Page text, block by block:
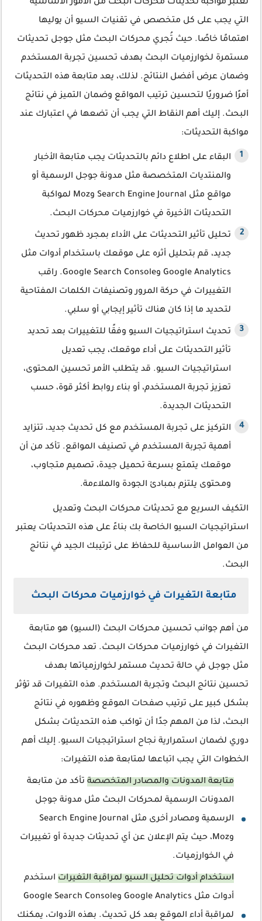
تعتبر مواكبة تحديثات محركات البحث من الأمور الأساسية
التي يجب على كل متخصص في تقنيات السيو أن يوليها
اهتمامًا خاصًا. حيث تُجري محركات البحث مثل جوجل تحديثات
مستمرة لخوارزميات البحث بهدف تحسين تجربة المستخدم
وضمان عرض أفضل النتائج. لذلك، يعد متابعة هذه التحديثات
أمرًا ضروريًا لتحسين ترتيب المواقع وضمان التميز في نتائج
البحث. إليك أهم النقاط التي يجب أن تضعها في اعتبارك عند
مواكبة التحديثات:
البقاء على اطلاع دائم بالتحديثات يجب متابعة الأخبار
والمنتديات المتخصصة مثل مدونة جوجل الرسمية أو
مواقع مثل Search Engine Journal وMoz لمواكبة
التحديثات الأخيرة في خوارزميات محركات البحث.
تحليل تأثير التحديثات على الأداء بمجرد ظهور تحديث
جديد، قم بتحليل أثره على موقعك باستخدام أدوات مثل
Google Analytics وGoogle Search Console. راقب
التغييرات في حركة المرور وتصنيفات الكلمات المفتاحية
لتحديد ما إذا كان هناك تأثير إيجابي أو سلبي.
تحديث استراتيجيات السيو وفقًا للتغييرات بعد تحديد
تأثير التحديثات على أداء موقعك، يجب تعديل
استراتيجيات السيو. قد يتطلب الأمر تحسين المحتوى،
تعزيز تجربة المستخدم، أو بناء روابط أكثر قوة، حسب
التحديثات الجديدة.
التركيز على تجربة المستخدم مع كل تحديث جديد، تتزايد
أهمية تجربة المستخدم في تصنيف المواقع. تأكد من أن
موقعك يتمتع بسرعة تحميل جيدة، تصميم متجاوب،
ومحتوى يلتزم بمبادئ الجودة والملاءمة.
التكيف السريع مع تحديثات محركات البحث وتعديل
استراتيجيات السيو الخاصة بك بناءً على هذه التحديثات يعتبر
من العوامل الأساسية للحفاظ على ترتيبك الجيد في نتائج
البحث.
متابعة التغيرات في خوارزميات محركات البحث
من أهم جوانب تحسين محركات البحث (السيو) هو متابعة
التغيرات في خوارزميات محركات البحث. تعد محركات البحث
مثل جوجل في حالة تحديث مستمر لخوارزمياتها بهدف
تحسين نتائج البحث وتجربة المستخدم. هذه التغيرات قد تؤثر
بشكل كبير على ترتيب صفحات الموقع وظهوره في نتائج
البحث، لذا من المهم جدًا أن تواكب هذه التحديثات بشكل
دوري لضمان استمرارية نجاح استراتيجيات السيو. إليك أهم
الخطوات التي يجب اتباعها لمتابعة هذه التغيرات:
متابعة المدونات والمصادر المتخصصة تأكد من متابعة
المدونات الرسمية لمحركات البحث مثل مدونة جوجل
الرسمية ومصادر أخرى مثل Search Engine Journal
وMoz، حيث يتم الإعلان عن أي تحديثات جديدة أو تغييرات
في الخوارزميات.
استخدام أدوات تحليل السيو لمراقبة التغيرات استخدم
أدوات مثل Google Analytics وGoogle Search Console
لمراقبة أداء الموقع بعد كل تحديث. بهذه الأدوات، يمكنك